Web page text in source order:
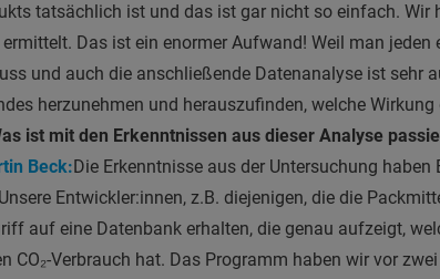
tatsächlich ist und das ist gar nicht so einfach. Wir
Das ist ein enormer Aufwand! Weil man jeden
und auch die anschließende Datenanalyse ist sehr
herzunehmen und herauszufinden, welche
ist mit den Erkenntnissen aus dieser Analyse
Beck:Die Erkenntnisse aus der Untersuchung haben
Entwickler:innen, z.B. diejenigen, die die
auf eine Datenbank erhalten, die genau aufzeigt,
CO₂-Verbrauch hat. Das Programm haben wir vor